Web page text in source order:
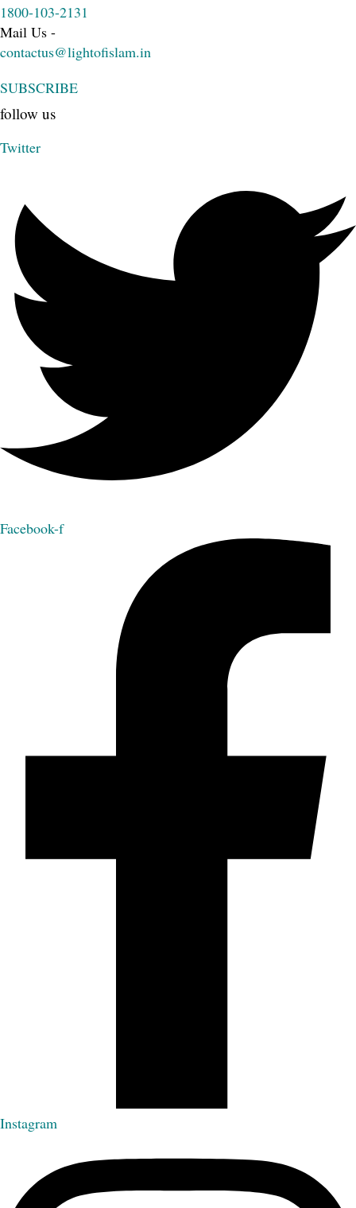
1800-103-2131
Mail Us -
contactus@lightofislam.in
SUBSCRIBE
follow us
Twitter
Facebook-f
Instagram